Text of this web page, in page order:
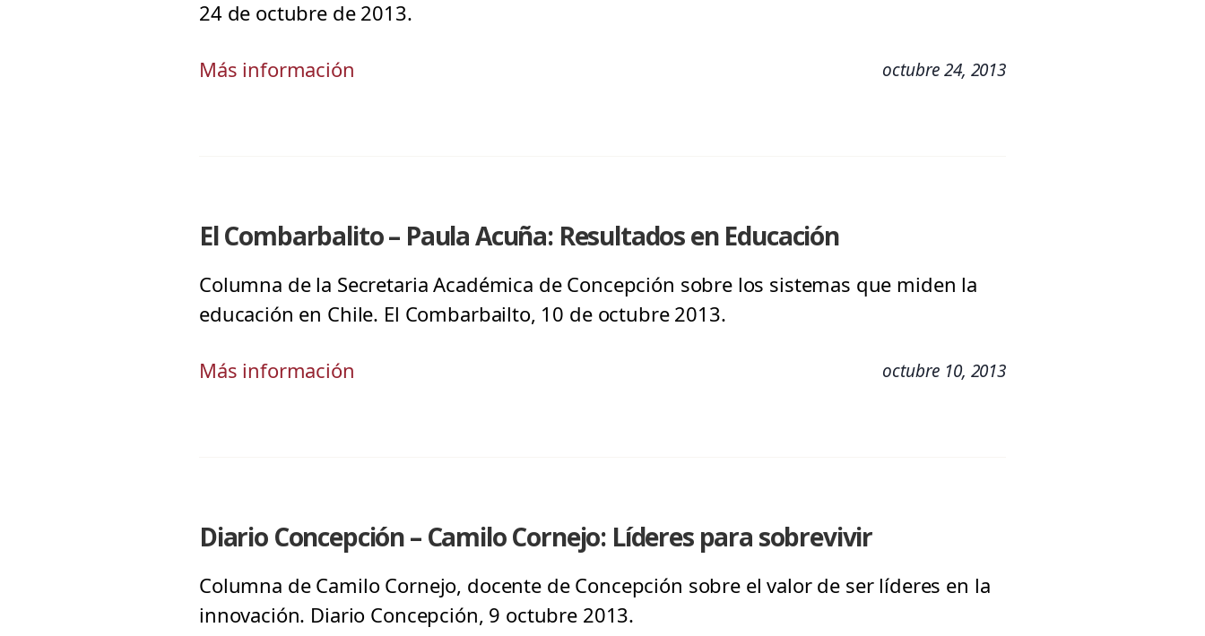
24 de octubre de 2013.
Más información octubre 24, 2013
El Combarbalito – Paula Acuña: Resultados en Educación
Columna de la Secretaria Académica de Concepción sobre los sistemas que miden la
educación en Chile. El Combarbailto, 10 de octubre 2013.
Más información octubre 10, 2013
Diario Concepción – Camilo Cornejo: Líderes para sobrevivir
Columna de Camilo Cornejo, docente de Concepción sobre el valor de ser líderes en la
innovación. Diario Concepción, 9 octubre 2013.